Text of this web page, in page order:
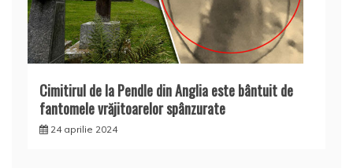
Cimitirul de la Pendle din Anglia este bântuit de
fantomele vrăjitoarelor spânzurate
24 aprilie 2024